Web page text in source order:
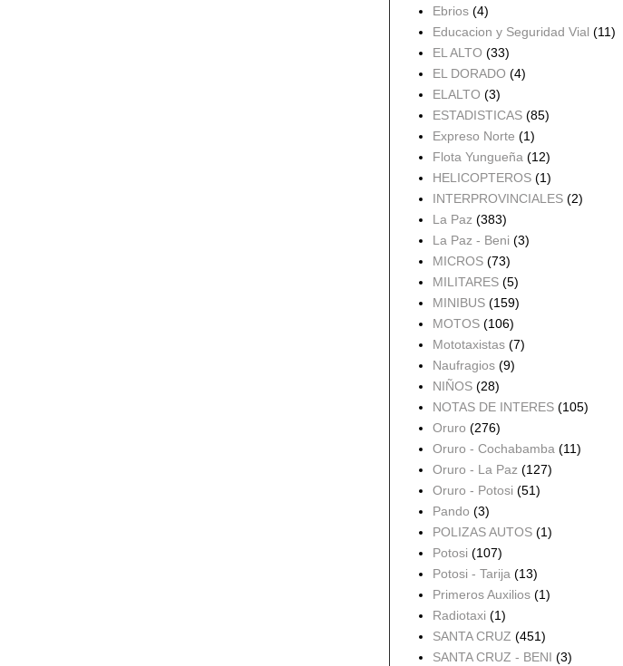
Ebrios (4)
Educacion y Seguridad Vial (11)
EL ALTO (33)
EL DORADO (4)
ELALTO (3)
ESTADISTICAS (85)
Expreso Norte (1)
Flota Yungueña (12)
HELICOPTEROS (1)
INTERPROVINCIALES (2)
La Paz (383)
La Paz - Beni (3)
MICROS (73)
MILITARES (5)
MINIBUS (159)
MOTOS (106)
Mototaxistas (7)
Naufragios (9)
NIÑOS (28)
NOTAS DE INTERES (105)
Oruro (276)
Oruro - Cochabamba (11)
Oruro - La Paz (127)
Oruro - Potosi (51)
Pando (3)
POLIZAS AUTOS (1)
Potosi (107)
Potosi - Tarija (13)
Primeros Auxilios (1)
Radiotaxi (1)
SANTA CRUZ (451)
SANTA CRUZ - BENI (3)